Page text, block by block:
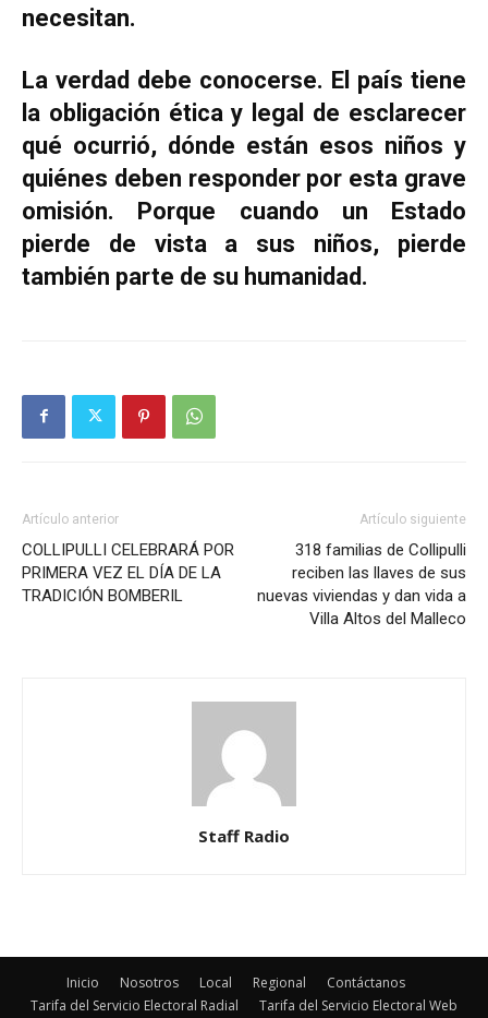
necesitan.
La verdad debe conocerse. El país tiene
la obligación ética y legal de esclarecer
qué ocurrió, dónde están esos niños y
quiénes deben responder por esta grave
omisión. Porque cuando un Estado
pierde de vista a sus niños, pierde
también parte de su humanidad.
Artículo anterior
COLLIPULLI CELEBRARÁ POR
PRIMERA VEZ EL DÍA DE LA
TRADICIÓN BOMBERIL
Artículo siguiente
318 familias de Collipulli
reciben las llaves de sus
nuevas viviendas y dan vida a
Villa Altos del Malleco
Staff Radio
Inicio Nosotros Local Regional
Contáctanos
Tarifa del Servicio Electoral Radial
Tarifa del Servicio Electoral Web